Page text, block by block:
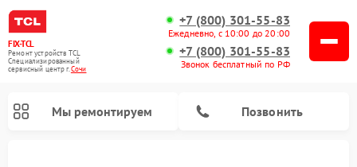
FIX-TCL
Ремонт устройств TCL
Специализированный
cервисный центр г.Сочи
+7 (800) 301-55-83
Ежедневно, с 10:00 до 20:00
+7 (800) 301-55-83
Звонок бесплатный по РФ
Мы ремонтируем Позвонить